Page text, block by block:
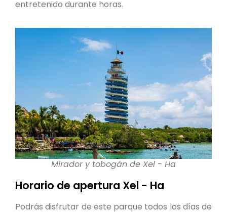
entretenido durante horas.
Mirador y tobogán de Xel - Ha
Horario de apertura Xel - Ha
Podrás disfrutar de este parque todos los días de